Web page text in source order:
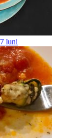
7 luni